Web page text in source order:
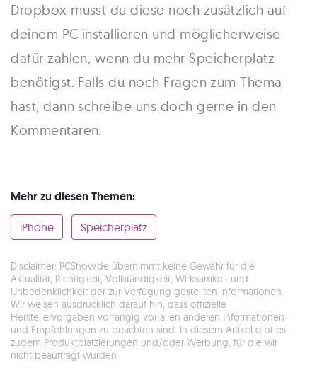
Dropbox musst du diese noch zusätzlich auf
deinem PC installieren und möglicherweise
dafür zahlen, wenn du mehr Speicherplatz
benötigst. Falls du noch Fragen zum Thema
hast, dann schreibe uns doch gerne in den
Kommentaren.
Mehr zu diesen Themen:
iPhone Speicherplatz
Disclaimer: PCShow.de übernimmt keine Gewähr für die
Aktualität, Richtigkeit, Vollständigkeit, Wirksamkeit und
Unbedenklichkeit der zur Verfügung gestellten Informationen.
Wir weisen ausdrücklich darauf hin, dass offizielle
Herstellervorgaben vorrangig vor allen anderen Informationen
und Empfehlungen zu beachten sind. In diesem Artikel gibt es
zudem Produktplatzierungen und/oder Werbung, für die wir
nicht beauftragt wurden.